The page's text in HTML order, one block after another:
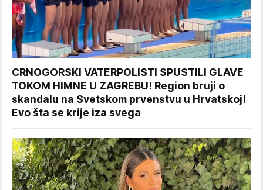
CRNOGORSKI VATERPOLISTI SPUSTILI GLAVE
TOKOM HIMNE U ZAGREBU! Region bruji o
skandalu na Svetskom prvenstvu u Hrvatskoj!
Evo šta se krije iza svega